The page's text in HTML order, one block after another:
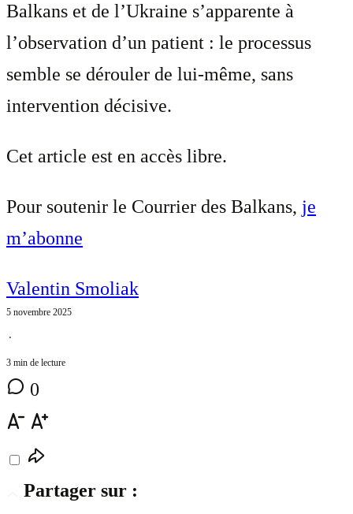
Balkans et de l’Ukraine s’apparente à
l’observation d’un patient : le processus
semble se dérouler de lui-même, sans
intervention décisive.
Cet article est en accès libre.
Pour soutenir le Courrier des Balkans, je
m’abonne
Valentin Smoliak
5 novembre 2025
⋅
3 min de lecture
0
Partager sur :